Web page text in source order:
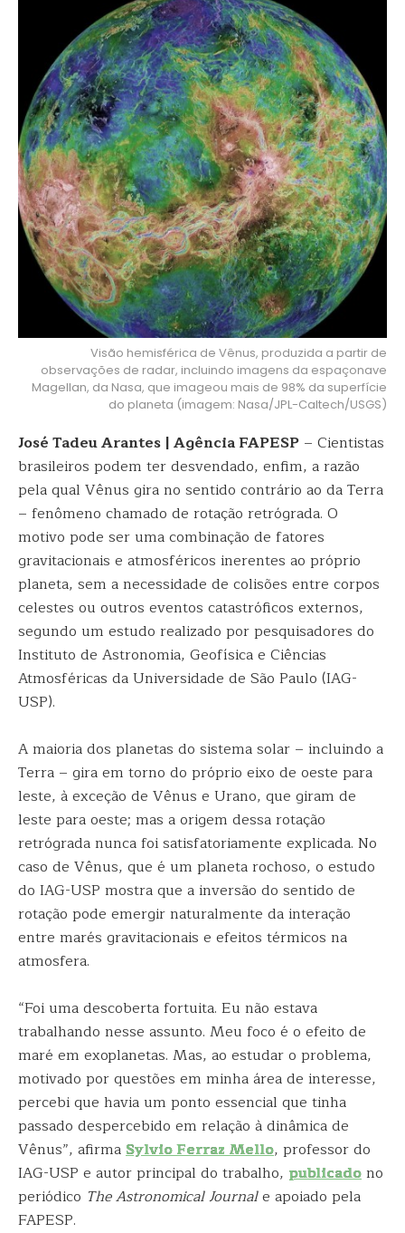
Visão hemisférica de Vênus, produzida a partir de
observações de radar, incluindo imagens da espaçonave
Magellan, da Nasa, que imageou mais de 98% da superfície
do planeta (imagem: Nasa/JPL-Caltech/USGS)
José Tadeu Arantes | Agência FAPESP – Cientistas
brasileiros podem ter desvendado, enfim, a razão
pela qual Vênus gira no sentido contrário ao da Terra
– fenômeno chamado de rotação retrógrada. O
motivo pode ser uma combinação de fatores
gravitacionais e atmosféricos inerentes ao próprio
planeta, sem a necessidade de colisões entre corpos
celestes ou outros eventos catastróficos externos,
segundo um estudo realizado por pesquisadores do
Instituto de Astronomia, Geofísica e Ciências
Atmosféricas da Universidade de São Paulo (IAG-
USP).
A maioria dos planetas do sistema solar – incluindo a
Terra – gira em torno do próprio eixo de oeste para
leste, à exceção de Vênus e Urano, que giram de
leste para oeste; mas a origem dessa rotação
retrógrada nunca foi satisfatoriamente explicada. No
caso de Vênus, que é um planeta rochoso, o estudo
do IAG-USP mostra que a inversão do sentido de
rotação pode emergir naturalmente da interação
entre marés gravitacionais e efeitos térmicos na
atmosfera.
“Foi uma descoberta fortuita. Eu não estava
trabalhando nesse assunto. Meu foco é o efeito de
maré em exoplanetas. Mas, ao estudar o problema,
motivado por questões em minha área de interesse,
percebi que havia um ponto essencial que tinha
passado despercebido em relação à dinâmica de
Vênus”, afirmaSylvio Ferraz Mello, professor do
IAG-USP e autor principal do trabalho, publicadono
periódico The Astronomical Journale apoiado pela
FAPESP.